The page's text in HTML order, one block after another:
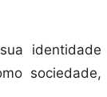
identidade
sociedade,